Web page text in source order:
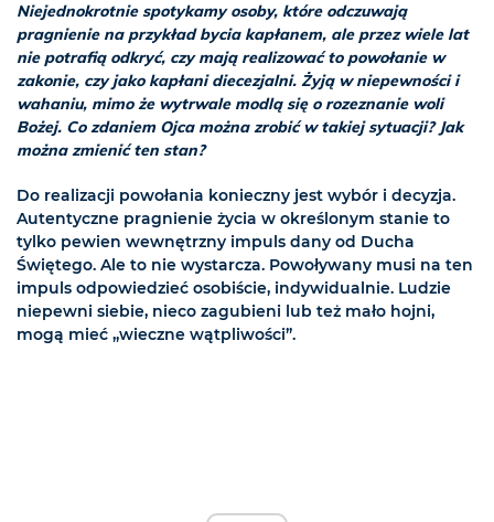
Niejednokrotnie spotykamy osoby, które odczuwają
pragnienie na przykład bycia kapłanem, ale przez wiele lat
nie potrafią odkryć, czy mają realizować to powołanie w
zakonie, czy jako kapłani diecezjalni. Żyją w niepewności i
wahaniu, mimo że wytrwale modlą się o rozeznanie woli
Bożej. Co zdaniem Ojca można zrobić w takiej sytuacji? Jak
można zmienić ten stan?
Do realizacji powołania konieczny jest wybór i decyzja.
Autentyczne pragnienie życia w określonym stanie to
tylko pewien wewnętrzny impuls dany od Ducha
Świętego. Ale to nie wystarcza. Powoływany musi na ten
impuls odpowiedzieć osobiście, indywidualnie. Ludzie
niepewni siebie, nieco zagubieni lub też mało hojni,
mogą mieć „wieczne wątpliwości”.